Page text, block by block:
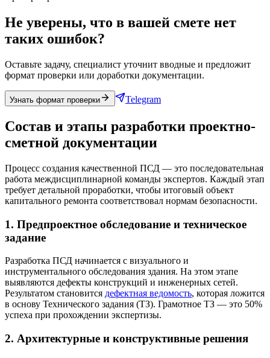
Не уверены, что в вашей смете нет
таких ошибок?
Оставьте задачу, специалист уточнит вводные и предложит
формат проверки или доработки документации.
Узнать формат проверки Telegram
Состав и этапы разработки проектно-
сметной документации
Процесс создания качественной ПСД — это последовательная
работа междисциплинарной команды экспертов. Каждый этап
требует детальной проработки, чтобы итоговый объект
капитального ремонта соответствовал нормам безопасности.
1. Предпроектное обследование и техническое
задание
Разработка ПСД начинается с визуального и
инструментального обследования здания. На этом этапе
выявляются дефекты конструкций и инженерных сетей.
Результатом становится дефектная ведомость, которая ложится
в основу Технического задания (ТЗ). Грамотное ТЗ — это 50%
успеха при прохождении экспертизы.
2. Архитектурные и конструктивные решения